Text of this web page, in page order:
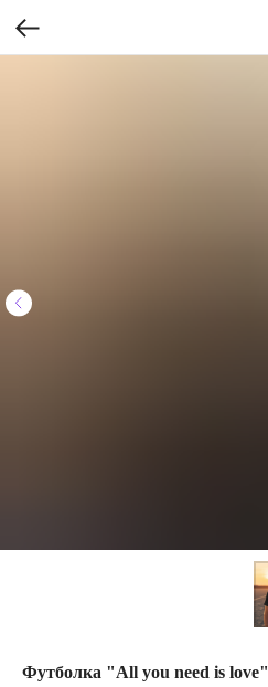
Футболка "All you need is love"